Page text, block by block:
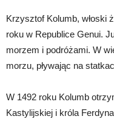
Krzysztof Kolumb, włoski
roku w Republice Genui.
morzem i podróżami. W
morzu, pływając na
W 1492 roku Kolumb
Kastylijskiej i króla